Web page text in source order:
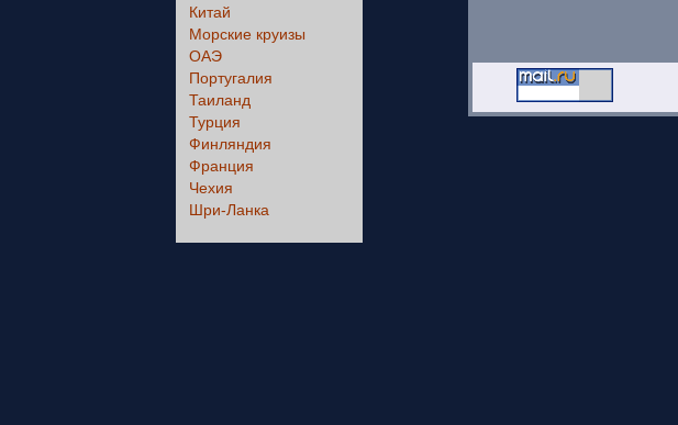
Китай
Морские круизы
ОАЭ
Португалия
Таиланд
Турция
Финляндия
Франция
Чехия
Шри-Ланка